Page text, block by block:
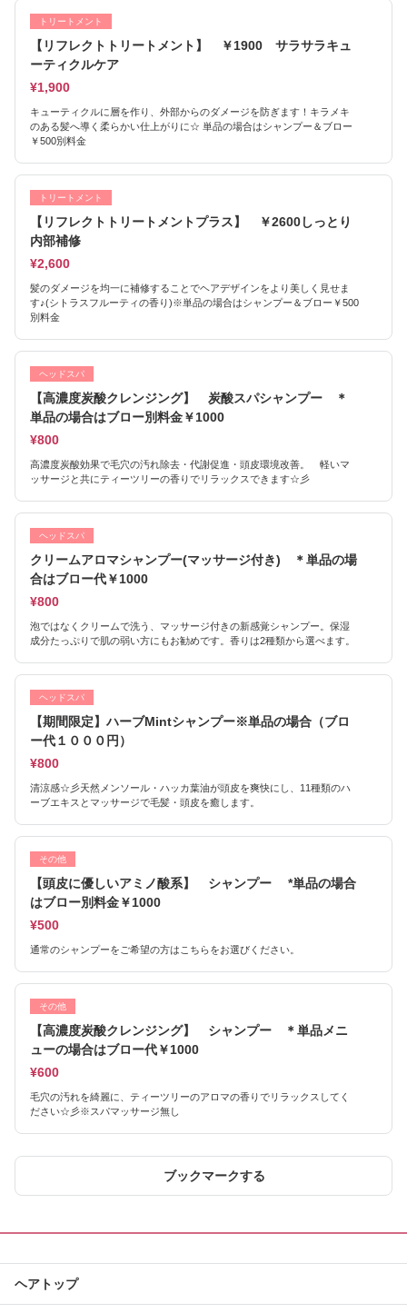
トリートメント
【リフレクトトリートメント】 ￥1900 サラサラキュ
ーティクルケア
¥1,900
キューティクルに層を作り、外部からのダメージを防ぎます！キラメキ
のある髪へ導く柔らかい仕上がりに☆ 単品の場合はシャンプー＆ブロー
￥500別料金
トリートメント
【リフレクトトリートメントプラス】 ￥2600しっとり
内部補修
¥2,600
髪のダメージを均一に補修することでヘアデザインをより美しく見せま
す♪(シトラスフルーティの香り)※単品の場合はシャンプー＆ブロー￥500
別料金
ヘッドスパ
【高濃度炭酸クレンジング】 炭酸スパシャンプー ＊
単品の場合はブロー別料金￥1000
¥800
高濃度炭酸効果で毛穴の汚れ除去・代謝促進・頭皮環境改善。 軽いマ
ッサージと共にティーツリーの香りでリラックスできます☆彡
ヘッドスパ
クリームアロマシャンプー(マッサージ付き) ＊単品の場
合はブロー代￥1000
¥800
泡ではなくクリームで洗う、マッサージ付きの新感覚シャンプー。保湿
成分たっぷりで肌の弱い方にもお勧めです。香りは2種類から選べます。
ヘッドスパ
【期間限定】ハーブMintシャンプー※単品の場合（ブロ
ー代１０００円）
¥800
清涼感☆彡天然メンソール・ハッカ葉油が頭皮を爽快にし、11種類のハ
ーブエキスとマッサージで毛髪・頭皮を癒します。
その他
【頭皮に優しいアミノ酸系】 シャンプー *単品の場合
はブロー別料金￥1000
¥500
通常のシャンプーをご希望の方はこちらをお選びください。
その他
【高濃度炭酸クレンジング】 シャンプー ＊単品メニ
ューの場合はブロー代￥1000
¥600
毛穴の汚れを綺麗に、ティーツリーのアロマの香りでリラックスしてく
ださい☆彡※スパマッサージ無し
ブックマークする
ヘアトップ